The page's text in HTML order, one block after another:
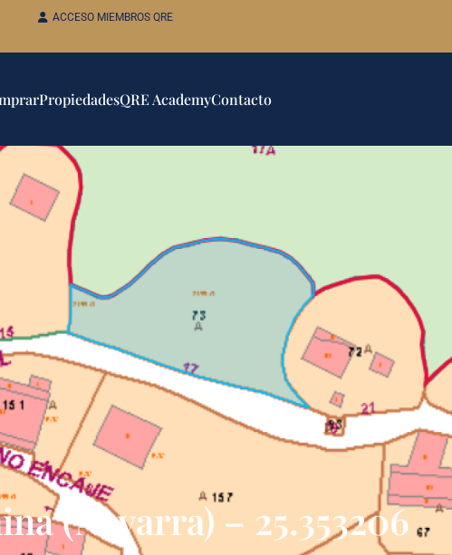
ACCESO MIEMBROS QRE
PropiedadesQRE AcademyContacto
(Navarra) – 25.353206